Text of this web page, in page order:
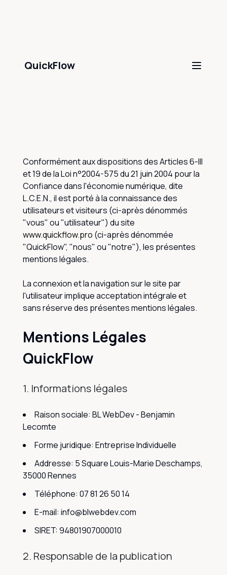
QuickFlow
Conformément aux dispositions des Articles 6-III
et 19 de la Loi n°2004-575 du 21 juin 2004 pour la
Confiance dans l'économie numérique, dite
L.C.E.N., il est porté à la connaissance des
utilisateurs et visiteurs (ci-après dénommés
"vous" ou "utilisateur") du site
www.quickflow.pro (ci-après dénommée
"QuickFlow", "nous" ou "notre"), les présentes
mentions légales.
La connexion et la navigation sur le site par
l'utilisateur implique acceptation intégrale et
sans réserve des présentes mentions légales.
Mentions Légales
QuickFlow
1. Informations légales
Raison sociale: BL WebDev - Benjamin
Lecomte
Forme juridique: Entreprise Individuelle
Addresse: 5 Square Louis-Marie Deschamps,
35000 Rennes
Téléphone: 07 81 26 50 14
E-mail: info@blwebdev.com
SIRET: 94801907000010
2. Responsable de la publication